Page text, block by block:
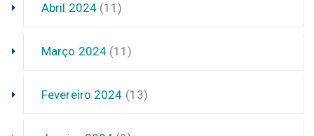
Abril 2024 (11)
Março 2024 (11)
Fevereiro 2024 (13)